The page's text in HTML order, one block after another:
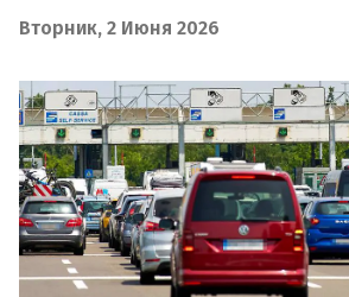
Вторник, 2 Июня 2026